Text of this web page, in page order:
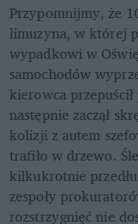
Przypomnijmy, że
limuzyna, w której
wypadkowi w
samochodów
kierowca
następnie zaczął
kolizji z autem
trafiło w drzewo.
kilkukrotnie
zespoły